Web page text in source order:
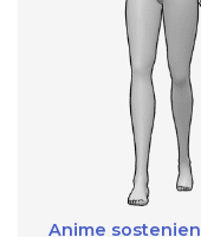
Anime